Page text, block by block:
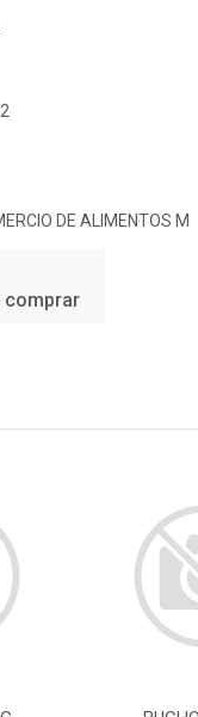
DE ALIMENTOS M
comprar